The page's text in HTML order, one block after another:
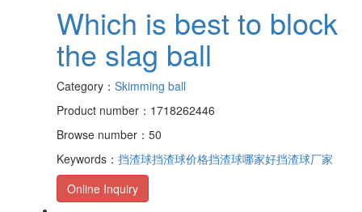
Which is best to block
the slag ball
Category： Skimming ball
Product number：1718262446
Browse number：50
Keywords： 挡渣球挡渣球价格挡渣球哪家好挡渣球厂家
Online Inquiry